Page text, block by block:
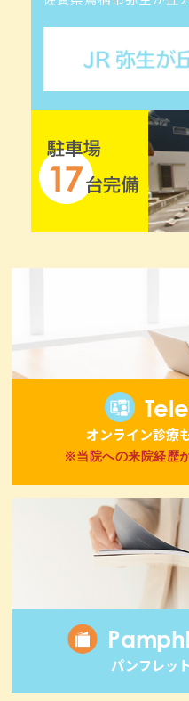
オンライン診療
※当院への来院経歴
パンフレッ